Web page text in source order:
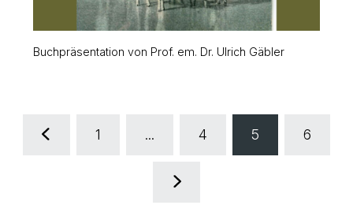
Buchpräsentation von Prof. em. Dr. Ulrich Gäbler
1 ... 4 5 6